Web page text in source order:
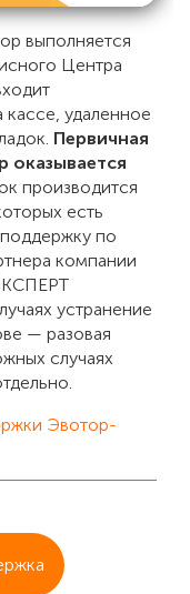
выполняется
Центра
удаленное
Первичная
оказывается
производится
есть
по
компании
устранение
— разовая
случаях
Эвотор-